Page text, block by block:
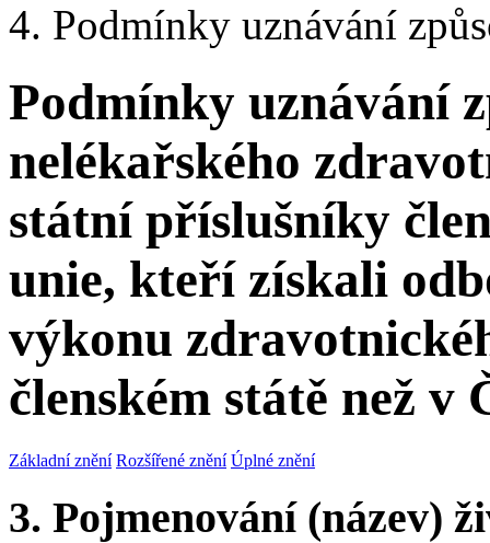
Podmínky uznávání
Podmínky uznávání
nelékařského
státní příslušníky
unie, kteří získali
výkonu
členském státě než v
Základní znění Rozšířené znění Úplné znění
3. Pojmenování (název)